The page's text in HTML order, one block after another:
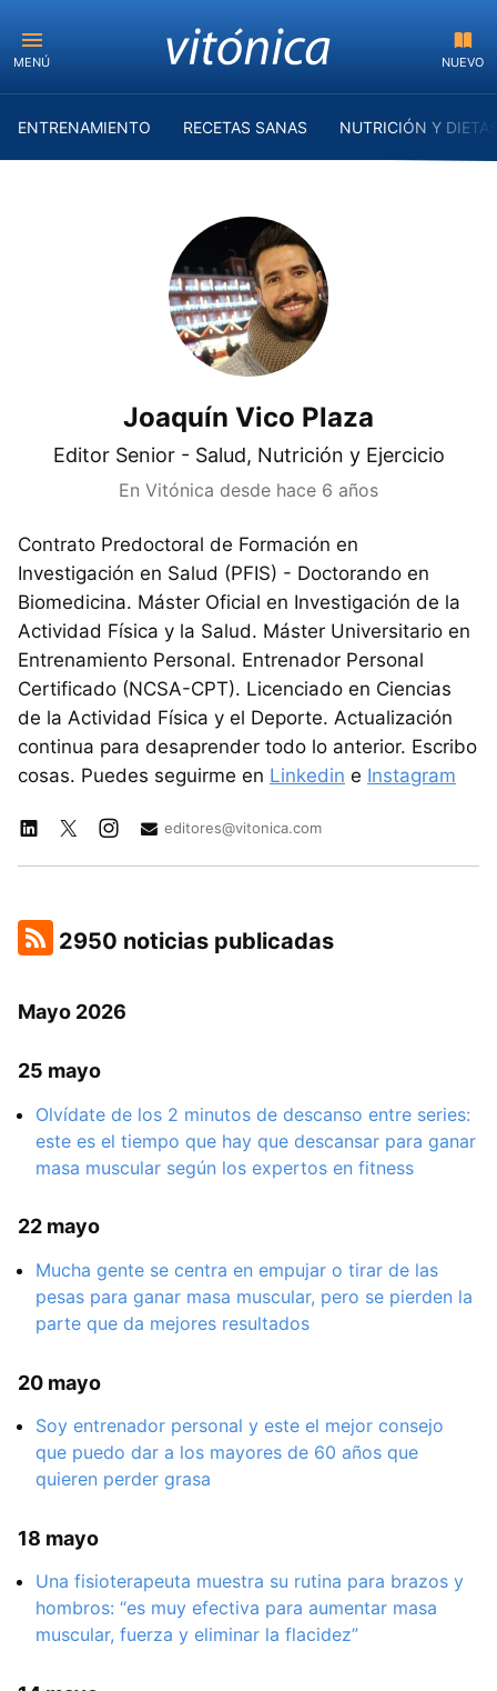
MENÚ NUEVO
ENTRENAMIENTO RECETAS SANAS NUTRICIÓN Y
Joaquín Vico Plaza
Editor Senior - Salud, Nutrición y Ejercicio
En Vitónica desde hace 6 años
Contrato Predoctoral de Formación en
Investigación en Salud (PFIS) - Doctorando en
Biomedicina. Máster Oficial en Investigación de la
Actividad Física y la Salud. Máster Universitario en
Entrenamiento Personal. Entrenador Personal
Certificado (NCSA-CPT). Licenciado en Ciencias
de la Actividad Física y el Deporte. Actualización
continua para desaprender todo lo anterior. Escribo
cosas. Puedes seguirme en Linkedin e Instagram
editores@vitonica.com
2950 noticias publicadas
Mayo 2026
25 mayo
Olvídate de los 2 minutos de descanso entre series:
este es el tiempo que hay que descansar para ganar
masa muscular según los expertos en fitness
22 mayo
Mucha gente se centra en empujar o tirar de las
pesas para ganar masa muscular, pero se pierden la
parte que da mejores resultados
20 mayo
Soy entrenador personal y este el mejor consejo
que puedo dar a los mayores de 60 años que
quieren perder grasa
18 mayo
Una fisioterapeuta muestra su rutina para brazos y
hombros: “es muy efectiva para aumentar masa
muscular, fuerza y eliminar la flacidez”